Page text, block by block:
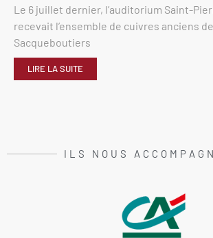
Le 6 juillet dernier, l’auditorium Saint-
recevait l’ensemble de cuivres anciens
Sacqueboutiers
LIRE LA SUITE
ILS NOUS